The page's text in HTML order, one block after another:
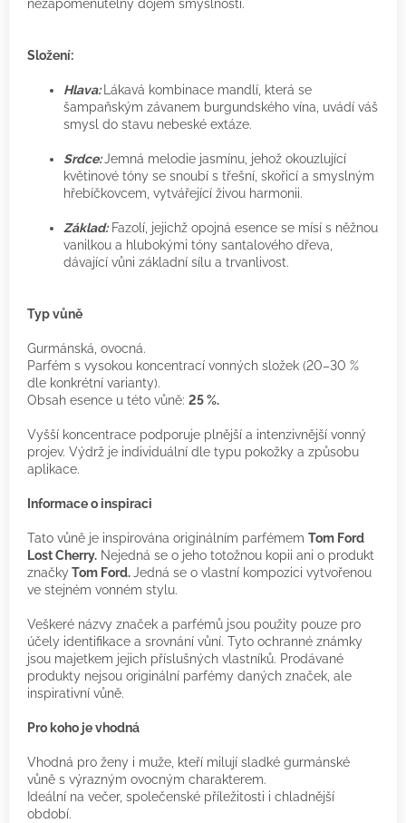
nezapomenutelný dojem smyslnosti.
Složení:
Hlava:
Lákavá kombinace mandlí, která se
šampaňským závanem burgundského vína, uvádí váš
smysl do stavu nebeské extáze.
Srdce:Jemná melodie jasmínu, jehož okouzlující
květinové tóny se snoubí s třešní, skořicí a smyslným
hřebíčkovcem, vytvářející živou harmonii.
Základ:Fazolí, jejichž opojná esence se mísí s něžnou
vanilkou a hlubokými tóny santalového dřeva,
dávající vůni základní sílu a trvanlivost.
Typ vůně
Gurmánská, ovocná.
Parfém s vysokou koncentrací vonných složek (20–30 %
dle konkrétní varianty).
Obsah esence u této vůně: 25 %.
Vyšší koncentrace podporuje plnější a intenzivnější vonný
projev. Výdrž je individuální dle typu pokožky a způsobu
aplikace.
Informace o inspiraci
Tato vůně je inspirována originálním parfémem Tom Ford
Lost Cherry. Nejedná se o jeho totožnou kopii ani o produkt
značky Tom Ford.Jedná se o vlastní kompozici vytvořenou
ve stejném vonném stylu.
Veškeré názvy značek a parfémů jsou použity pouze pro
účely identifikace a srovnání vůní. Tyto ochranné známky
jsou majetkem jejich příslušných vlastníků. Prodávané
produkty nejsou originální parfémy daných značek, ale
inspirativní vůně.
Pro koho je vhodná
Vhodná pro ženy i muže, kteří milují sladké gurmánské
vůně s výrazným ovocným charakterem.
Ideální na večer, společenské příležitosti i chladnější
období.